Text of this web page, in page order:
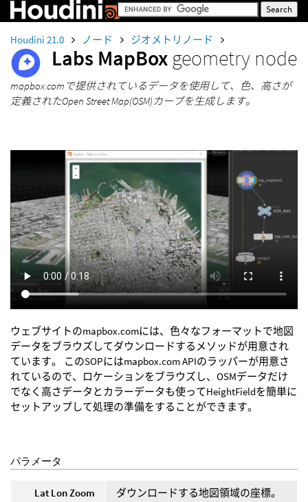
Houdini 21.0 ノード ジオメトリノード
Labs MapBox geometry node
mapbox.comで提供されているデータを使用して、色、高さが
定義されたOpen Street Map(OSM)カーブを生成します。
ウェブサイトのmapbox.comには、色々なフォーマットで地図
データをブラウズしてダウンロードするメソッドが用意され
ています。 このSOPにはmapbox.com APIのラッパーが用意さ
れているので、ロケーションをブラウズし、OSMデータだけ
でなく高さデータとカラーデータも使ってHeightFieldを簡単に
セットアップして処理の準備をすることができます。
パラメータ
Lat Lon Zoom
ダウンロードする地図領域の座標。